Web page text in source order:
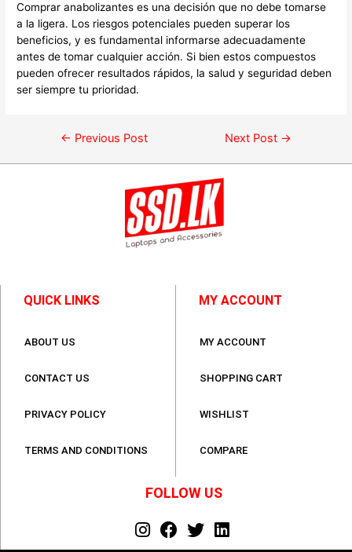
Comprar anabolizantes es una decisión que no debe tomarse
a la ligera. Los riesgos potenciales pueden superar los
beneficios, y es fundamental informarse adecuadamente
antes de tomar cualquier acción. Si bien estos compuestos
pueden ofrecer resultados rápidos, la salud y seguridad deben
ser siempre tu prioridad.
← Previous Post Next Post →
QUICK LINKS
ABOUT US
CONTACT US
PRIVACY POLICY
TERMS AND CONDITIONS
MY ACCOUNT
MY ACCOUNT
SHOPPING CART
WISHLIST
COMPARE
FOLLOW US